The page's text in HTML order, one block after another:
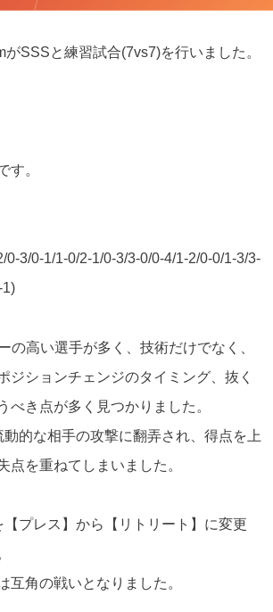
がSSSと練習試合(7vs7)を行いました。
す。
0-3/0-1/1-0/2-1/0-3/3-0/0-4/1-2/0-0/1-3/3-
1)
の高い選手が多く、技術だけでなく、
ジションチェンジのタイミング、抜く
べき点が多く見つかりました。
的な相手の攻撃に翻弄され、得点を上
点を重ねてしまいました。
プレス】から【リトリート】に変更
互角の戦いとなりました。